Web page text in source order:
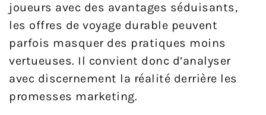
joueurs avec des avantages séduisants,
les offres de voyage durable peuvent
parfois masquer des pratiques moins
vertueuses. Il convient donc d’analyser
avec discernement la réalité derrière les
promesses marketing.